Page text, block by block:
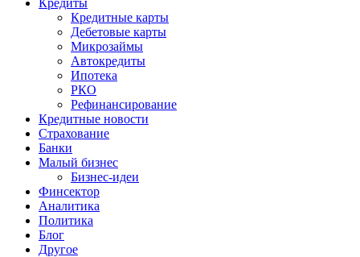
Кредиты
Кредитные карты
Дебетовые карты
Микрозаймы
Автокредиты
Ипотека
РКО
Рефинансирование
Кредитные новости
Страхование
Банки
Малый бизнес
Бизнес-идеи
Финсектор
Аналитика
Политика
Блог
Другое